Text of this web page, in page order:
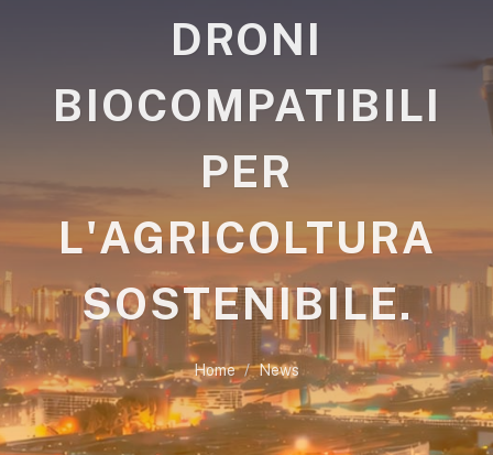
DRONI
BIOCOMPATIBILI
PER
L'AGRICOLTURA
SOSTENIBILE.
Home News